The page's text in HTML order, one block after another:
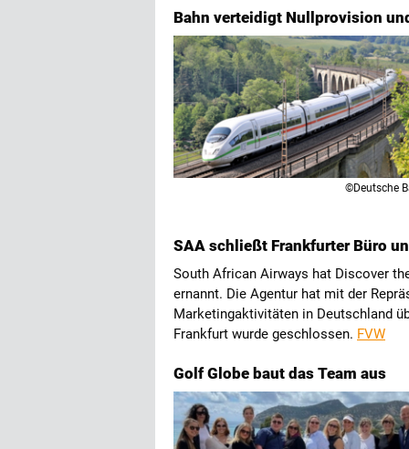
Bahn verteidigt Nullprovision
©Deutsche
SAA schließt Frankfurter Büro
South African Airways hat Discover
ernannt. Die Agentur hat mit der
Marketingaktivitäten in Deutschland
Frankfurt wurde geschlossen. FVW
Golf Globe baut das Team aus